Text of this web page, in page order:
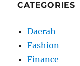
CATEGORIES
Daerah
Fashion
Finance